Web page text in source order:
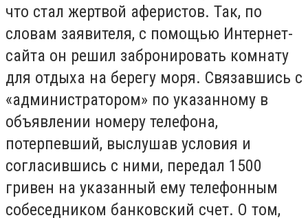
что стал жертвой аферистов. Так, по
словам заявителя, с помощью Интернет-
сайта он решил забронировать комнату
для отдыха на берегу моря. Связавшись с
«администратором» по указанному в
объявлении номеру телефона,
потерпевший, выслушав условия и
согласившись с ними, передал 1500
гривен на указанный ему телефонным
собеседником банковский счет. О том,